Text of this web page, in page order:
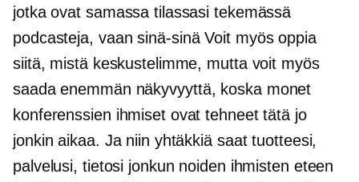
jotka ovat samassa tilassasi tekemässä
podcasteja, vaansinä-sinäVoit myös oppia
siitä, mistä keskustelimme, mutta voit myös
saada enemmän näkyvyyttä, koska monet
konferenssien ihmiset ovat tehneet tätä jo
jonkin aikaa. Ja niin yhtäkkiä saat tuotteesi,
palvelusi, tietosi jonkun noiden ihmisten eteen